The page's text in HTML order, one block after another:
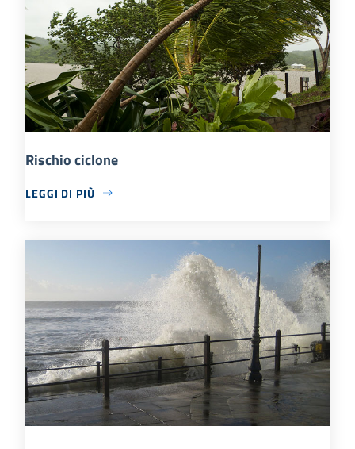
Rischio ciclone
LEGGI DI PIÙ